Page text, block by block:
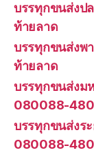
บรรทุกขนส่งป
ท้ายลาด
บรรทุกขนส่งพ
ท้ายลาด
บรรทุกขนส่งม
080088-
บรรทุกขนส่งร
080088-